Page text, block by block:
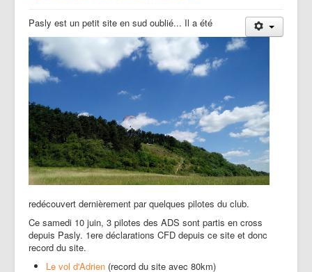
Pasly est un petit site en sud oublié... Il a été
redécouvert dernièrement par quelques pilotes du club.
Ce samedi 10 juin, 3 pilotes des ADS sont partis en cross
depuis Pasly. 1ere déclarations CFD depuis ce site et donc
record du site.
Le vol d'Adrien (record du site avec 80km)